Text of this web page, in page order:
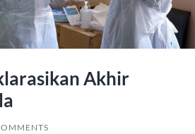
Akhir